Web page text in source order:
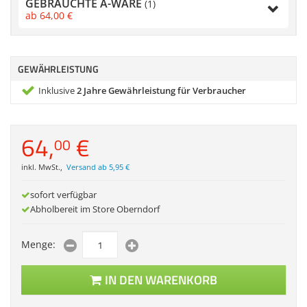
GEBRAUCHTE A-WARE (1)
ab 64,00 €
GEWÄHRLEISTUNG
Inklusive2 Jahre Gewährleistung für Verbraucher
64,00 €
inkl. MwSt., Versand ab 5,95 €
sofort verfügbar
Abholbereit im Store Oberndorf
Menge:
IN DEN WARENKORB